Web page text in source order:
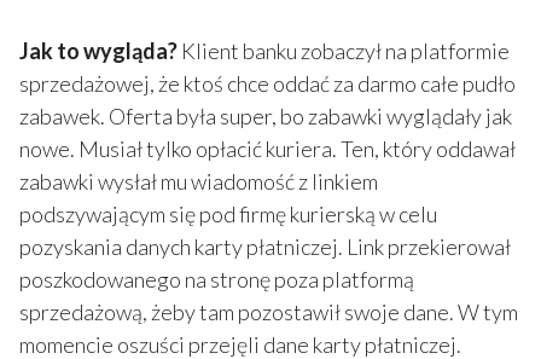
Jak to wygląda? Klient banku zobaczył na platformie
sprzedażowej, że ktoś chce oddać za darmo całe pudło
zabawek. Oferta była super, bo zabawki wyglądały jak
nowe. Musiał tylko opłacić kuriera. Ten, który oddawał
zabawki wysłał mu wiadomość z linkiem
podszywającym się pod firmę kurierską w celu
pozyskania danych karty płatniczej. Link przekierował
poszkodowanego na stronę poza platformą
sprzedażową, żeby tam pozostawił swoje dane. W tym
momencie oszuści przejęli dane karty płatniczej.